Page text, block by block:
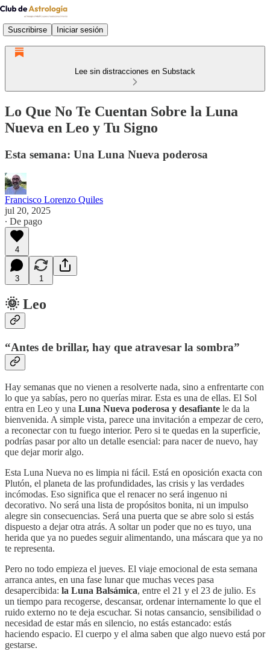
Suscribirse Iniciar sesión
Lee sin distracciones en Substack
Lo Que No Te Cuentan Sobre la Luna
Nueva en Leo y Tu Signo
Esta semana: Una Luna Nueva poderosa
Francisco Lorenzo Quiles
jul 20, 2025
∙ De pago
4
3 1
🌞 Leo
“Antes de brillar, hay que atravesar la sombra”
Hay semanas que no vienen a resolverte nada, sino a enfrentarte con
lo que ya sabías, pero no querías mirar. Esta es una de ellas. El Sol
entra en Leo y una Luna Nueva poderosa y desafiante le da la
bienvenida. A simple vista, parece una invitación a empezar de cero,
a reconectar con tu fuego interior. Pero si te quedas en la superficie,
podrías pasar por alto un detalle esencial: para nacer de nuevo, hay
que dejar morir algo.
Esta Luna Nueva no es limpia ni fácil. Está en oposición exacta con
Plutón, el planeta de las profundidades, las crisis y las verdades
incómodas. Eso significa que el renacer no será ingenuo ni
decorativo. No será una lista de propósitos bonita, ni un impulso
alegre sin consecuencias. Será una puerta que se abre solo si estás
dispuesto a dejar otra atrás. A soltar un poder que no es tuyo, una
herida que ya no puedes seguir alimentando, una máscara que ya no
te representa.
Pero no todo empieza el jueves. El viaje emocional de esta semana
arranca antes, en una fase lunar que muchas veces pasa
desapercibida: la Luna Balsámica, entre el 21 y el 23 de julio. Es
un tiempo para recogerse, descansar, ordenar internamente lo que el
ruido externo no te deja escuchar. Si notas cansancio, sensibilidad o
necesidad de estar más en silencio, no estás estancado: estás
haciendo espacio. El cuerpo y el alma saben que algo nuevo está por
gestarse.